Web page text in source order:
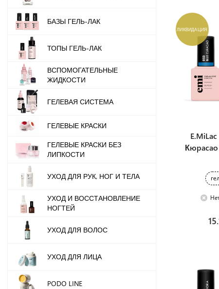
ЛИКВИДАЦИЯ
БАЗЫ ГЕЛЬ-ЛАК
ТОПЫ ГЕЛЬ-ЛАК
ВСПОМОГАТЕЛЬНЫЕ
ЖИДКОСТИ
ГЕЛЕВАЯ СИСТЕМА
ГЕЛЕВЫЕ КРАСКИ
ГЕЛЕВЫЕ КРАСКИ БЕЗ
ЛИПКОСТИ
УХОД ДЛЯ РУК, НОГ И ТЕЛА
УХОД И ВОССТАНОВЛЕНИЕ
НОГТЕЙ
УХОД ДЛЯ ВОЛОС
УХОД ДЛЯ ЛИЦА
PODO LINE